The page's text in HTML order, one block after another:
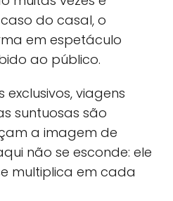
do casal, o
em espetáculo
ao público.
viagens
suntuosas são
a imagem de
não se esconde: ele
multiplica em cada